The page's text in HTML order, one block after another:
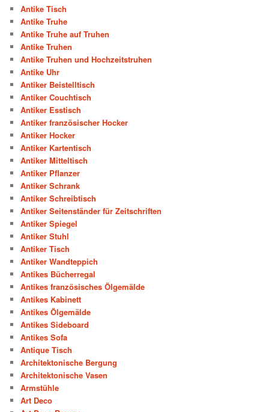
Antike Tisch
Antike Truhe
Antike Truhe auf Truhen
Antike Truhen
Antike Truhen und Hochzeitstruhen
Antike Uhr
Antiker Beistelltisch
Antiker Couchtisch
Antiker Esstisch
Antiker französischer Hocker
Antiker Hocker
Antiker Kartentisch
Antiker Mitteltisch
Antiker Pflanzer
Antiker Schrank
Antiker Schreibtisch
Antiker Seitenständer für Zeitschriften
Antiker Spiegel
Antiker Stuhl
Antiker Tisch
Antiker Wandteppich
Antikes Bücherregal
Antikes französisches Ölgemälde
Antikes Kabinett
Antikes Ölgemälde
Antikes Sideboard
Antikes Sofa
Antique Tisch
Architektonische Bergung
Architektonische Vasen
Armstühle
Art Deco